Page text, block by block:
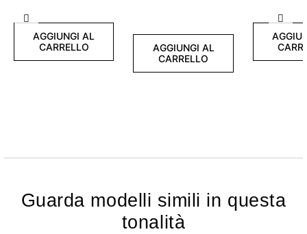
Precedente
AGGIUNGI AL
CARRELLO
AGGIUNGI AL
CARRELLO
Guarda modelli simili in questa
tonalità